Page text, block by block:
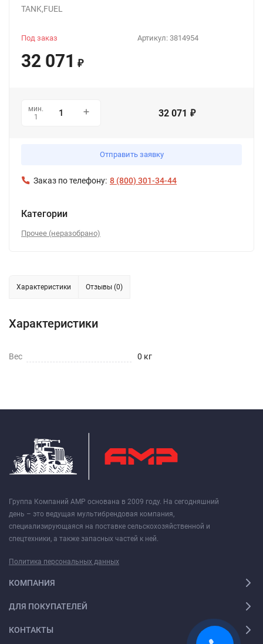
TANK,FUEL
Артикул: 3814954
Под заказ
32 071 ₽
мин.
1
32 071 ₽
Отправить заявку
Заказ по телефону: 8 (800) 301-34-44
Категории
Прочее (неразобрано)
Характеристики Отзывы (0)
Характеристики
Вес 0 кг
Группа Компаний АМР основана в 2009 году. На сегодняшний
день – это ведущая мультибрендовая компания,
специализирующаяся на поставке сельскохозяйственной и
спецтехники, а также запасных частей к ней.
Политика персональных данных
КОМПАНИЯ
ДЛЯ ПОКУПАТЕЛЕЙ
КОНТАКТЫ